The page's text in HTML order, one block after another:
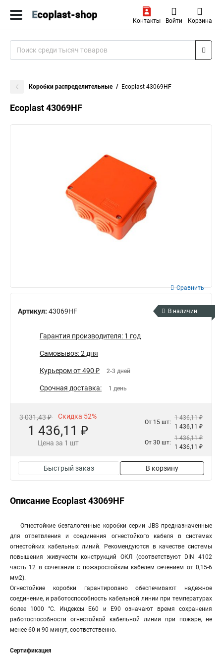
Контакты Войти Корзина
Коробки распределительные Ecoplast 43069HF
Ecoplast 43069HF
Артикул: 43069HF
Сравнить
В наличии
Гарантия производителя: 1 год
Самовывоз: 2 дня
Курьером от 490 ₽ 2-3 дней
Срочная доставка: 1 день
3 031,43 ₽ Скидка 52%
1 436,11 ₽
Цена за 1 шт
От 15 шт:
1 436,11 ₽
1 436,11 ₽
От 30 шт:
1 436,11 ₽
1 436,11 ₽
Быстрый заказ В корзину
Описание Ecoplast 43069HF
Огнестойкие безгалогенные коробки серии JBS предназначенные
для ответвления и соединения огнестойкого кабеля в системах
огнестойких кабельных линий. Рекомендуются в качестве системы
повышения живучести конструкций ОКЛ (соответствуют DIN 4102
часть 12 в сочетании с пожаростойким кабелем сечением от 0,15-6
мм2).
Огнестойкие коробки гарантировано обеспечивают надежное
соединение, и работоспособность кабельной линии при температурах
более 1000 °С. Индексы Е60 и E90 означают время сохранения
работоспособности огнестойкой кабельной линии при пожаре, не
менее 60 и 90 минут, соответственно.
Сертификация